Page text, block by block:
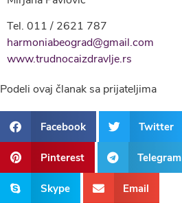
Tel. 011 / 2621 787
harmoniabeograd@gmail.com
www.trudnocaizdravlje.rs
Podeli ovaj članak sa prijateljima
Facebook Twitter
Pinterest Telegram
Skype Email